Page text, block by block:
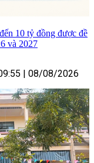
10 tỷ đồng được đề
và 2027
| 08/08/2026